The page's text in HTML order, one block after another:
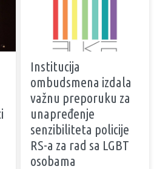
Institucija
ombudsmena izdala
važnu preporuku za
unapređenje
senzibiliteta policije
RS-a za rad sa LGBT
osobama